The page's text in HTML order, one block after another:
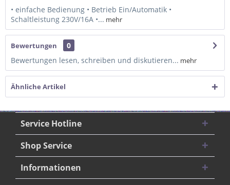
• einfache Bedienung • Betrieb Ein/Automatik •
Schaltleistung 230V/16A •... mehr
Bewertungen
0
Bewertungen lesen, schreiben und diskutieren... mehr
Ähnliche Artikel
Service Hotline
Shop Service
Informationen